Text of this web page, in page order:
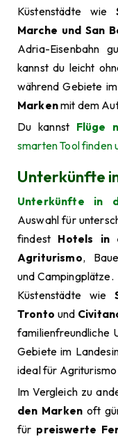
Küstenstädte wie
Marche und San
Adria-Eisenbahn
kannst du leicht
während Gebiete
Markenmit dem
Du kannst Flüge
smarten Tool finden
Unterkünfte
Unterkünfte in
Auswahl für
findest Hotels in
Agriturismo,
und Campingplätze.
Küstenstädte wie
Tronto und
familienfreundliche
Gebiete im
ideal für Agriturismo
Im Vergleich zu
den Marken oft
für preiswerte